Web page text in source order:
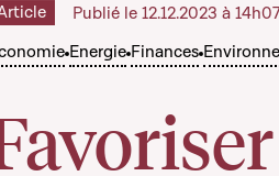
Energie Finances
Publié le 12.12.2023 à